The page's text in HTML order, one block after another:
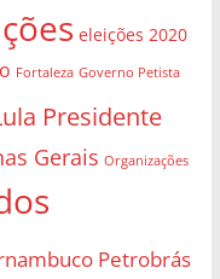
eleições 2020
Fortaleza Governo Petista
Presidente
Gerais Organizações
Petrobrás